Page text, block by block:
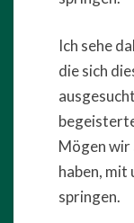
Ich sehe
die sich
Mögen wir
haben, mit
springen.